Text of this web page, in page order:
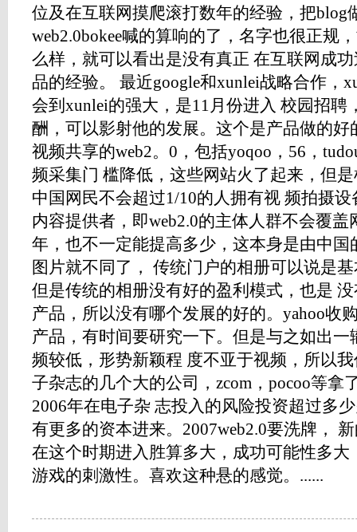
位及在互联网摸爬滚打数年的经验，把blog
web2.0bokee喊的算响的了，名字也很正规
么样，就可以看出是没有真正 在互联网成
品的经验。 最近google和xunlei战略合作，
会到xunlei的强大，是11月份进入 校园招聘
酬，可以影射他的发展。这个是产品做的好
视频共享的web2。0，包括yoqoo，56，
频采集门 槛降低，这些网站火了起来，但
中国网民不会超过1/10的人拥有视 频拍摄
内容提供者，即web2.0的主体人群不会覆
年，也不一定能提高多少，这本身是由中
图片就不同了， 传统门户的相册可以说是
但是传统的相册没有好的盈利模式，也是
产品，所以没有哪个发展的好的。yahoo收
产品，有时间要研究一下。但是与之如出一
频较低，形势新颖程 度不亚于视频，所以
子杂志的几个大的公司，zcom，pocoo等拿
2006年在电子杂 志投入的风险投资超过多
有更多的资本进来。2007web2.0要洗牌，
在这个时期进入胜算多大，成功可能性多
游戏的刺激性。喜欢这种悬的感觉。......